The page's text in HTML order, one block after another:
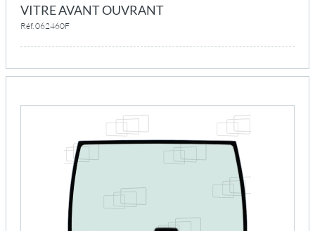
VITRE AVANT OUVRANT
Réf. 062460F